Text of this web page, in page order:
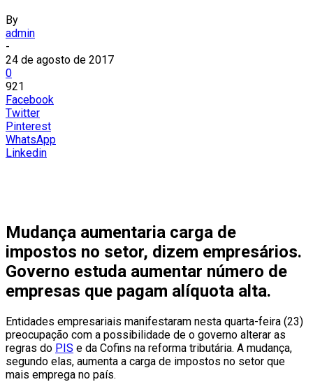
By
admin
-
24 de agosto de 2017
0
921
Facebook
Twitter
Pinterest
WhatsApp
Linkedin
Mudança aumentaria carga de
impostos no setor, dizem empresários.
Governo estuda aumentar número de
empresas que pagam alíquota alta.
Entidades empresariais manifestaram nesta quarta-feira (23)
preocupação com a possibilidade de o governo alterar as
regras do PIS e da Cofins na reforma tributária. A mudança,
segundo elas, aumenta a carga de impostos no setor que
mais emprega no país.